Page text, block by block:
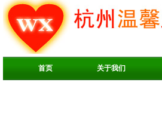
首页 关于我们